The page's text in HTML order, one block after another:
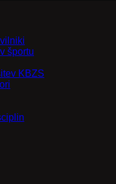
športu
KBZS